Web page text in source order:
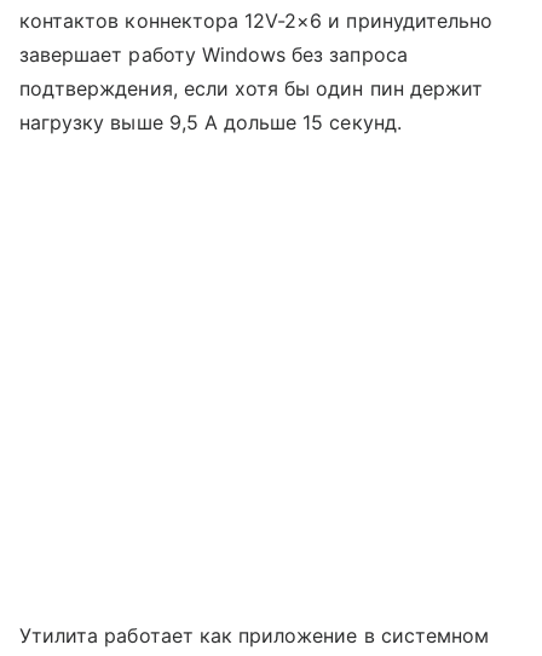
контактов коннектора 12V-2×6 и принудительно
завершает работу Windows без запроса
подтверждения, если хотя бы один пин держит
нагрузку выше 9,5 А дольше 15 секунд.
Утилита работает как приложение в системном